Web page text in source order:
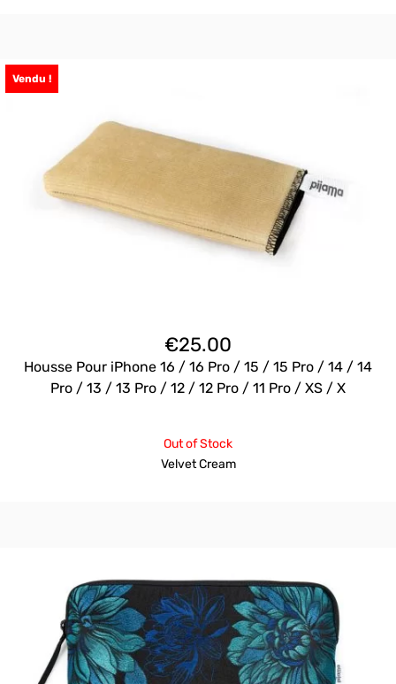
Vendu !
€25.00
Housse Pour iPhone 16 / 16 Pro / 15 / 15 Pro / 14 / 14
Pro / 13 / 13 Pro / 12 / 12 Pro / 11 Pro / XS / X
Out of Stock
Velvet Cream